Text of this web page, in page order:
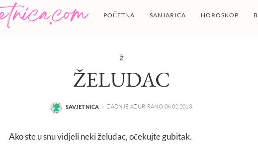
POČETNA SANJARICA HOROSKOP
Ž
ŽELUDAC
POSTED
SAVJETNICA ZADNJE AŽURIRANO 06.02.2013.
Ako ste u snu vidjeli neki želudac, očekujte gubitak.